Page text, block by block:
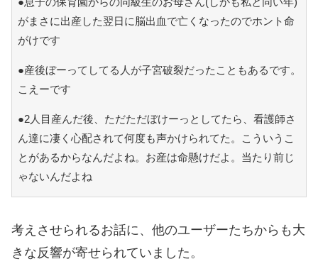
がまさに出産した翌日に脳出血で亡くなったのでホント命
がけです
●産後ぼーってしてる人が子宮破裂だったこともあるです。
こえーです
●2人目産んだ後、ただただぼけーっとしてたら、看護師さ
ん達に凄く心配されて何度も声かけられてた。こういうこ
とがあるからなんだよね。お産は命懸けだよ。当たり前じ
ゃないんだよね
考えさせられるお話に、他のユーザーたちからも大
きな反響が寄せられていました。